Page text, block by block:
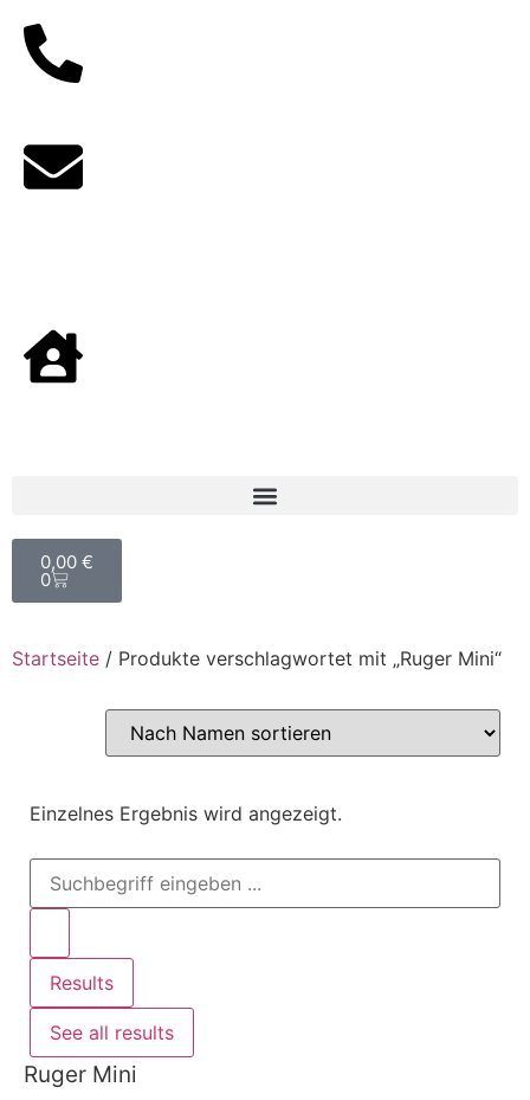
0,00 €
0
Startseite / Produkte verschlagwortet mit „Ruger Mini“
Einzelnes Ergebnis wird angezeigt.
Results
See all results
Ruger Mini